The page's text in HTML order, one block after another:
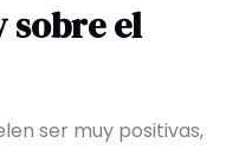
sobre el
ser muy positivas,